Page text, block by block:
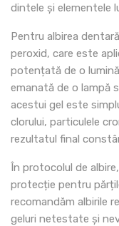
dintele și elementele
Pentru albirea
peroxid, care este
potențată de o
emanată de o lampă
acestui gel este
clorului, particulele
rezultatul final
În protocolul de
protecție pentru
recomandăm albirile
geluri netestate și